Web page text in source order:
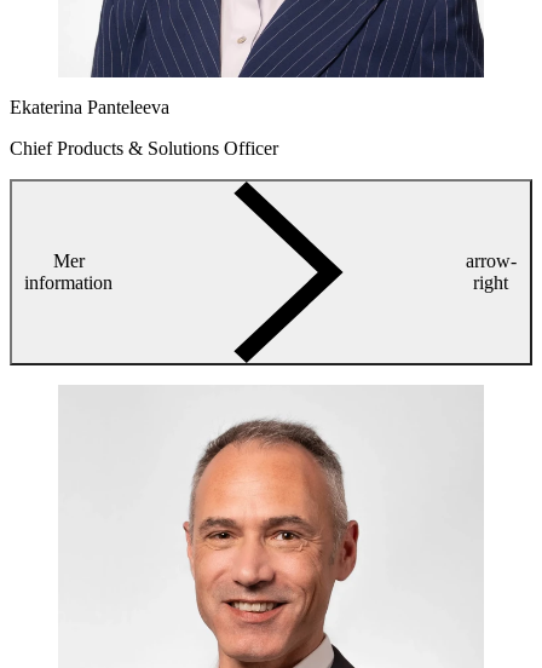
Ekaterina Panteleeva
Chief Products & Solutions Officer
Mer
information
arrow-
right